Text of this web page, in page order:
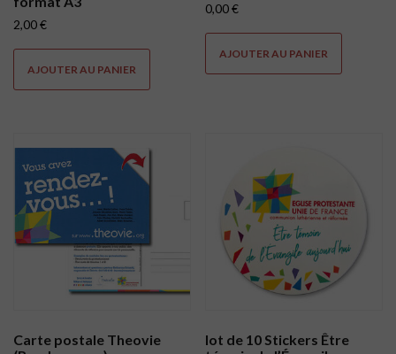
2,00€
AJOUTER AU PANIER
0,00€
AJOUTER AU PANIER
Carte postale Theovie
lot de 10 Stickers Être